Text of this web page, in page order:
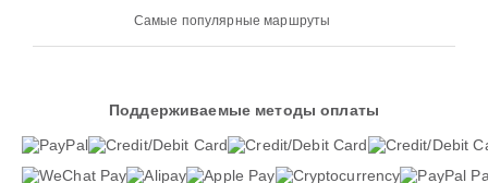
Самые популярные маршруты
Поддерживаемые методы оплаты